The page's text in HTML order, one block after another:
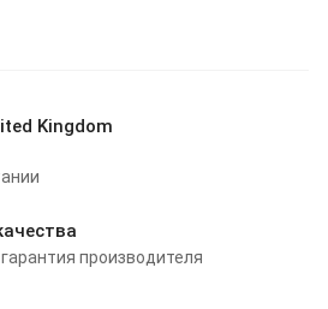
Kingdom
производителя